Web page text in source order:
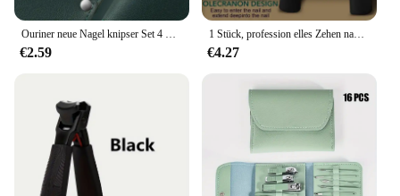
€2.59
1 Stück, profession elles Zehen nagel knipser set aus Edelstahl, Hoch leistungs maniküre für dicke und Pilz nägel
€4.27